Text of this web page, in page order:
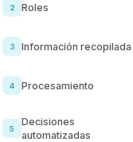
2 Roles
3 Información recopilada
4 Procesamiento
5
Decisiones
automatizadas